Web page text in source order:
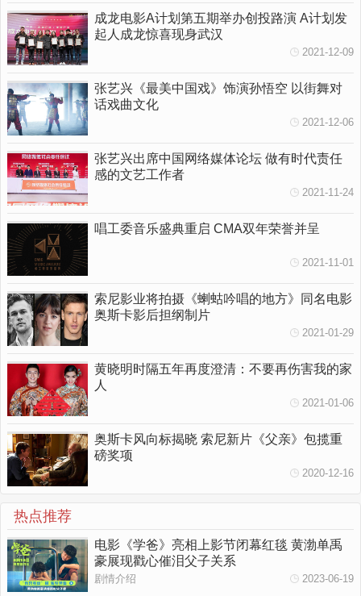
成龙电影A计划第五期举办创投路演 A计划发
起人成龙惊喜现身武汉
2021-12-09
张艺兴《最美中国戏》饰演孙悟空 以街舞对
话戏曲文化
2021-12-06
张艺兴出席中国网络媒体论坛 做有时代责任
感的文艺工作者
2021-11-24
唱工委音乐盛典重启 CMA双年荣誉并呈
2021-11-01
索尼影业将拍摄《蝲蛄吟唱的地方》同名电影
奥斯卡影后担纲制片
2021-01-29
黄晓明时隔五年再度澄清：不要再伤害我的家
人
2021-01-06
奥斯卡风向标揭晓 索尼新片《父亲》包揽重
磅奖项
2020-12-16
热点推荐
电影《学爸》亮相上影节闭幕红毯 黄渤单禹
豪展现戳心催泪父子关系
剧情介绍 2023-06-19